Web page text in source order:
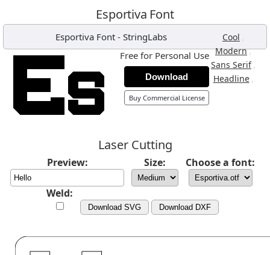
Esportiva Font
Esportiva Font- StringLabs Cool ,
Modern,
Sans Serif ,
Headline ,
Free for Personal Use
Download
Buy Commercial License
Laser Cutting
Preview: Size: Choose a font:
Weld:
Download SVG Download DXF